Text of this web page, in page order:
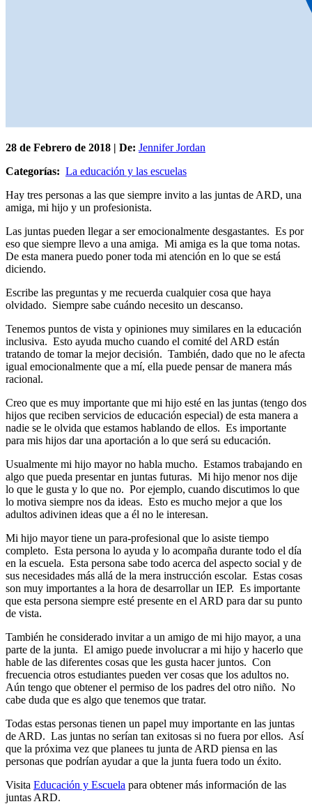
28 de Febrero de 2018 | De: Jennifer Jordan
Categorías: La educación y las escuelas
Hay tres personas a las que siempre invito a las juntas de ARD, una
amiga, mi hijo y un profesionista.
Las juntas pueden llegar a ser emocionalmente desgastantes. Es por
eso que siempre llevo a una amiga. Mi amiga es la que toma notas.
De esta manera puedo poner toda mi atención en lo que se está
diciendo.
Escribe las preguntas y me recuerda cualquier cosa que haya
olvidado. Siempre sabe cuándo necesito un descanso.
Tenemos puntos de vista y opiniones muy similares en la educación
inclusiva. Esto ayuda mucho cuando el comité del ARD están
tratando de tomar la mejor decisión. También, dado que no le afecta
igual emocionalmente que a mí, ella puede pensar de manera más
racional.
Creo que es muy importante que mi hijo esté en las juntas (tengo dos
hijos que reciben servicios de educación especial) de esta manera a
nadie se le olvida que estamos hablando de ellos. Es importante
para mis hijos dar una aportación a lo que será su educación.
Usualmente mi hijo mayor no habla mucho. Estamos trabajando en
algo que pueda presentar en juntas futuras. Mi hijo menor nos dije
lo que le gusta y lo que no. Por ejemplo, cuando discutimos lo que
lo motiva siempre nos da ideas. Esto es mucho mejor a que los
adultos adivinen ideas que a él no le interesan.
Mi hijo mayor tiene un para-profesional que lo asiste tiempo
completo. Esta persona lo ayuda y lo acompaña durante todo el día
en la escuela. Esta persona sabe todo acerca del aspecto social y de
sus necesidades más allá de la mera instrucción escolar. Estas cosas
son muy importantes a la hora de desarrollar un IEP. Es importante
que esta persona siempre esté presente en el ARD para dar su punto
de vista.
También he considerado invitar a un amigo de mi hijo mayor, a una
parte de la junta. El amigo puede involucrar a mi hijo y hacerlo que
hable de las diferentes cosas que les gusta hacer juntos. Con
frecuencia otros estudiantes pueden ver cosas que los adultos no.
Aún tengo que obtener el permiso de los padres del otro niño. No
cabe duda que es algo que tenemos que tratar.
Todas estas personas tienen un papel muy importante en las juntas
de ARD. Las juntas no serían tan exitosas si no fuera por ellos. Así
que la próxima vez que planees tu junta de ARD piensa en las
personas que podrían ayudar a que la junta fuera todo un éxito.
Visita Educación y Escuela para obtener más información de las
juntas ARD.